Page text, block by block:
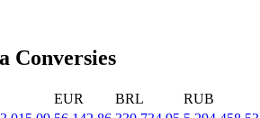
Conversies
EUR BRL RUB